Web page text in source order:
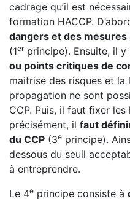
cadrage qu’il est
formation HACCP.
dangers et des
(1erprincipe). Ensuite, il y
ou points critiques de
maitrise des risques et
propagation ne sont
CCP. Puis, il faut fixer les
précisément, il faut
du CCP (3e principe).
dessous du seuil
à entreprendre.
Le 4e principe consiste à